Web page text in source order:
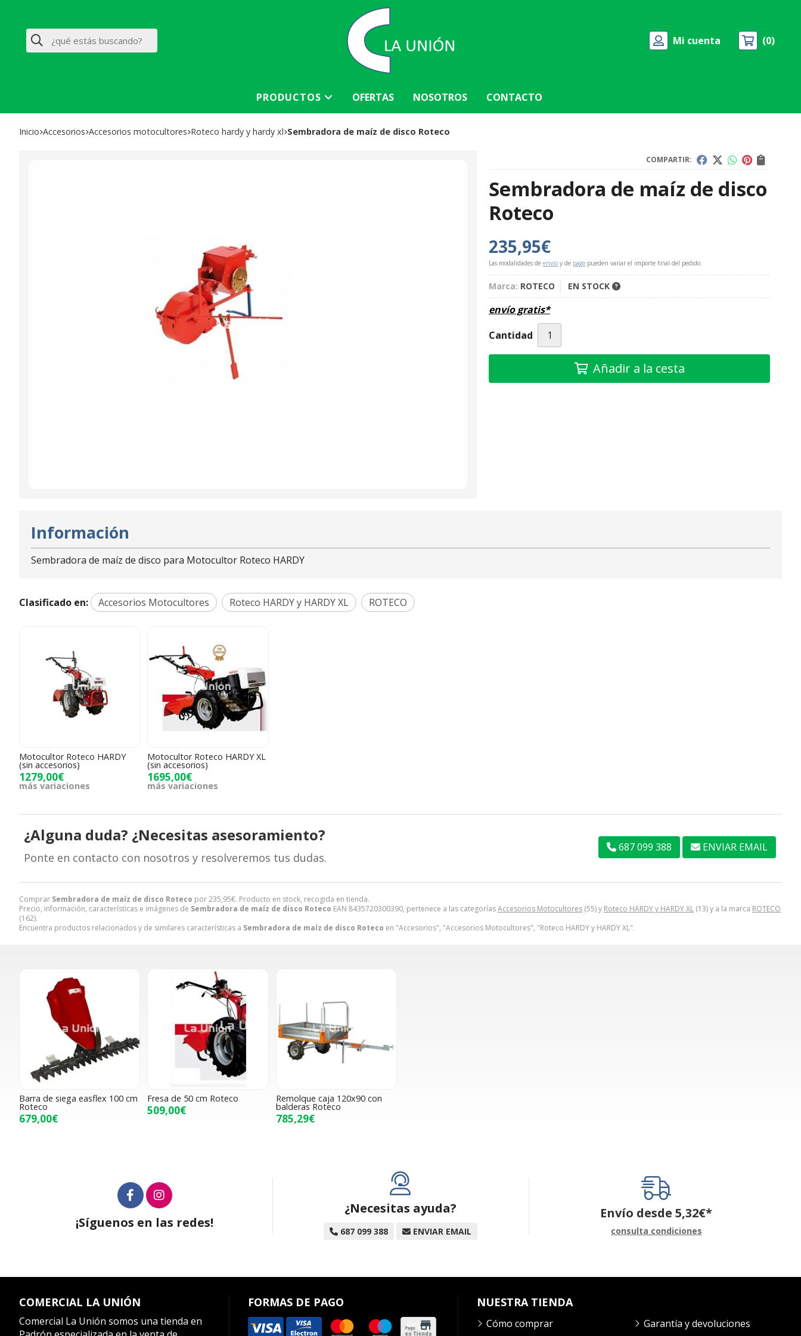
Buscar Mi cuenta 0
PRODUCTOS OFERTAS NOSOTROS CONTACTO
Inicio accesorios accesorios motocultores roteco hardy y hardy xl Sembradora de maíz de disco Roteco
COMPARTIR:
Sembradora de maíz de disco
Roteco
235,95€
Las modalidades de envío y de pago pueden variar el importe final del pedido.
Marca: ROTECO EN STOCK
envío gratis*
Cantidad
Añadir a la cesta
Comprar Sembradora de maíz de disco Roteco por235,95€. Producto en stock, recogida en tienda.
Precio, información, características e imágenes de Sembradora de maíz de disco Roteco EAN 8435720300390, pertenece a las categoríasAccesorios Motocultores (55) y Roteco HARDY y HARDY XL (13) y a la marca ROTECO
(162).
Encuentra productos relacionados y de similares características a Sembradora de maíz de disco Roteco en "Accesorios", "Accesorios Motocultores", "Roteco HARDY y HARDY XL".
Información
Sembradora de maíz de disco para Motocultor Roteco HARDY
Clasificado en: Accesorios Motocultores Roteco HARDY y HARDY XL ROTECO
Motocultor Roteco HARDY
(sin accesorios)
1279,00€
más variaciones
Motocultor Roteco HARDY XL
(sin accesorios)
1695,00€
más variaciones
¿Alguna duda? ¿Necesitas asesoramiento?
Ponte en contacto con nosotros y resolveremos tus dudas.
687 099 388 ENVIAR EMAIL
Barra de siega easflex 100 cm
Roteco
679,00€
Fresa de 50 cm Roteco
509,00€
Remolque caja 120x90 con
balderas Roteco
785,29€
¡Síguenos en las redes!
¿Necesitas ayuda?
687 099 388 ENVIAR EMAIL
Envío desde5,32€*
consulta condiciones
COMERCIAL LA UNIÓN
Comercial La Unión somos una tienda en
FORMAS DE PAGO NUESTRA TIENDA
Cómo comprar
Garantía y devoluciones